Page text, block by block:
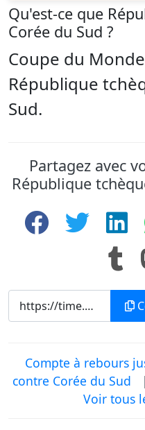
Qu'est-ce que
Corée du Sud ?
Coupe du
République
Sud.
Partagez avec
République
Compte à rebours
contre Corée du Sud
|
Voir tous